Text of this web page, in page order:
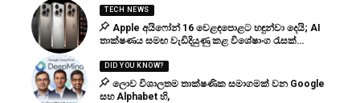
TECH NEWS
Apple අයිෆෝන් 16 වෙළඳපොළට හඳුන්වා දෙයි; AI
තාක්ෂණය සමඟ වැඩිදියුණු කළ විශේෂාංග රැසක්…
DID YOU KNOW?
ලොව විශාලතම තාක්ෂණික සමාගමක් වන Google
සහ Alphabet හි,